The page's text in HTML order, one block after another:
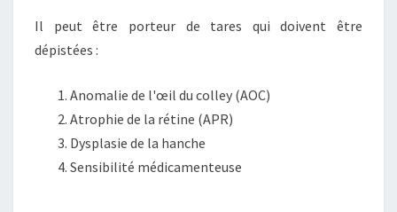
Il peut être porteur de tares qui doivent être
dépistées :
Anomalie de l'œil du colley (AOC)
Atrophie de la rétine (APR)
Dysplasie de la hanche
Sensibilité médicamenteuse